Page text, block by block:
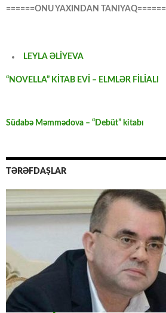
======ONU YAXINDAN TANIYAQ======
LEYLA ƏLİYEVA
“NOVELLA” KİTAB EVİ – ELMLƏR FİLİALI
Südabə Məmmədova – “Debüt” kitabı
TƏRƏFDAŞLAR